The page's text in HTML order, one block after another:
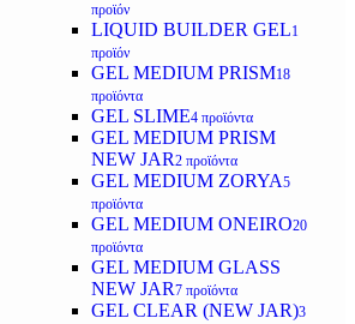
προϊόν
LIQUID BUILDER GEL1
προϊόν
GEL MEDIUM PRISM18
προϊόντα
GEL SLIME4 προϊόντα
GEL MEDIUM PRISM
NEW JAR2 προϊόντα
GEL MEDIUM ZORYA5
προϊόντα
GEL MEDIUM ONEIRO20
προϊόντα
GEL MEDIUM GLASS
NEW JAR7 προϊόντα
GEL CLEAR (NEW JAR)3